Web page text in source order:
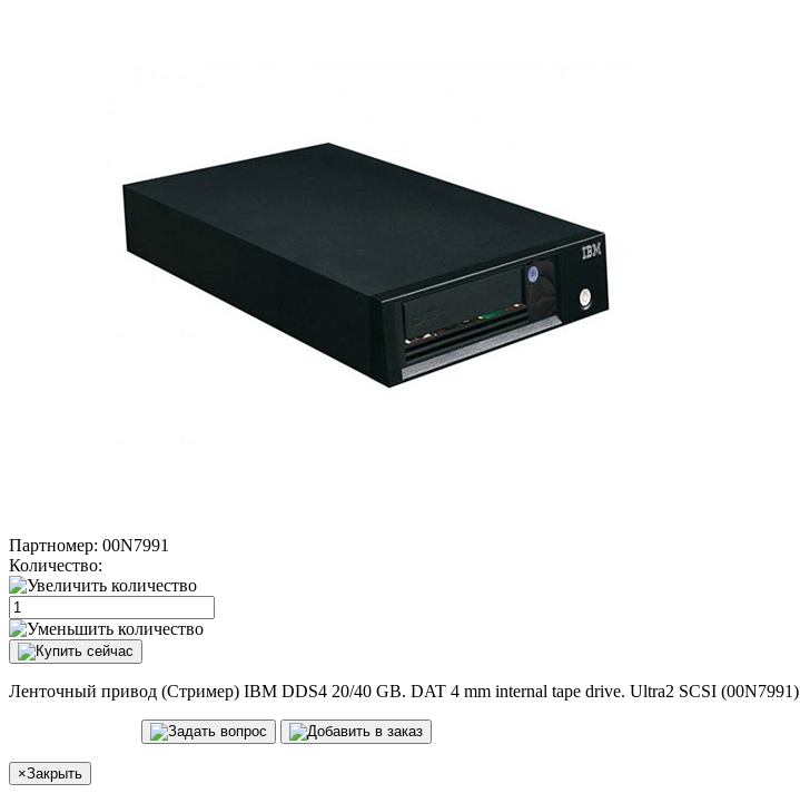
Партномер: 00N7991
Количество:
Ленточный привод (Стример) IBM DDS4 20/40 GB. DAT 4 mm internal tape drive. Ultra2 SCSI (00N7991)
×Закрыть